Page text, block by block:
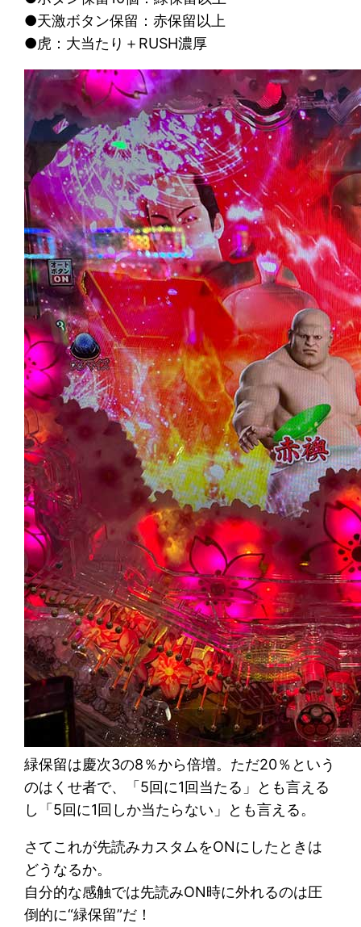
●天激ボタン保留：赤保留以上
●虎：大当たり＋RUSH濃厚
緑保留は慶次3の8％から倍増。ただ20％という
のはくせ者で、「5回に1回当たる」とも言える
し「5回に1回しか当たらない」とも言える。
さてこれが先読みカスタムをONにしたときは
どうなるか。
自分的な感触では先読みON時に外れるのは圧
倒的に“緑保留”だ！